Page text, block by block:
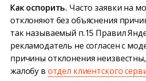
Как оспорить. Часто заявки на
отклоняют без объяснения
так называемый п.15 Правил
рекламодатель не согласен с
причины отклонения
жалобу в отдел клиентского